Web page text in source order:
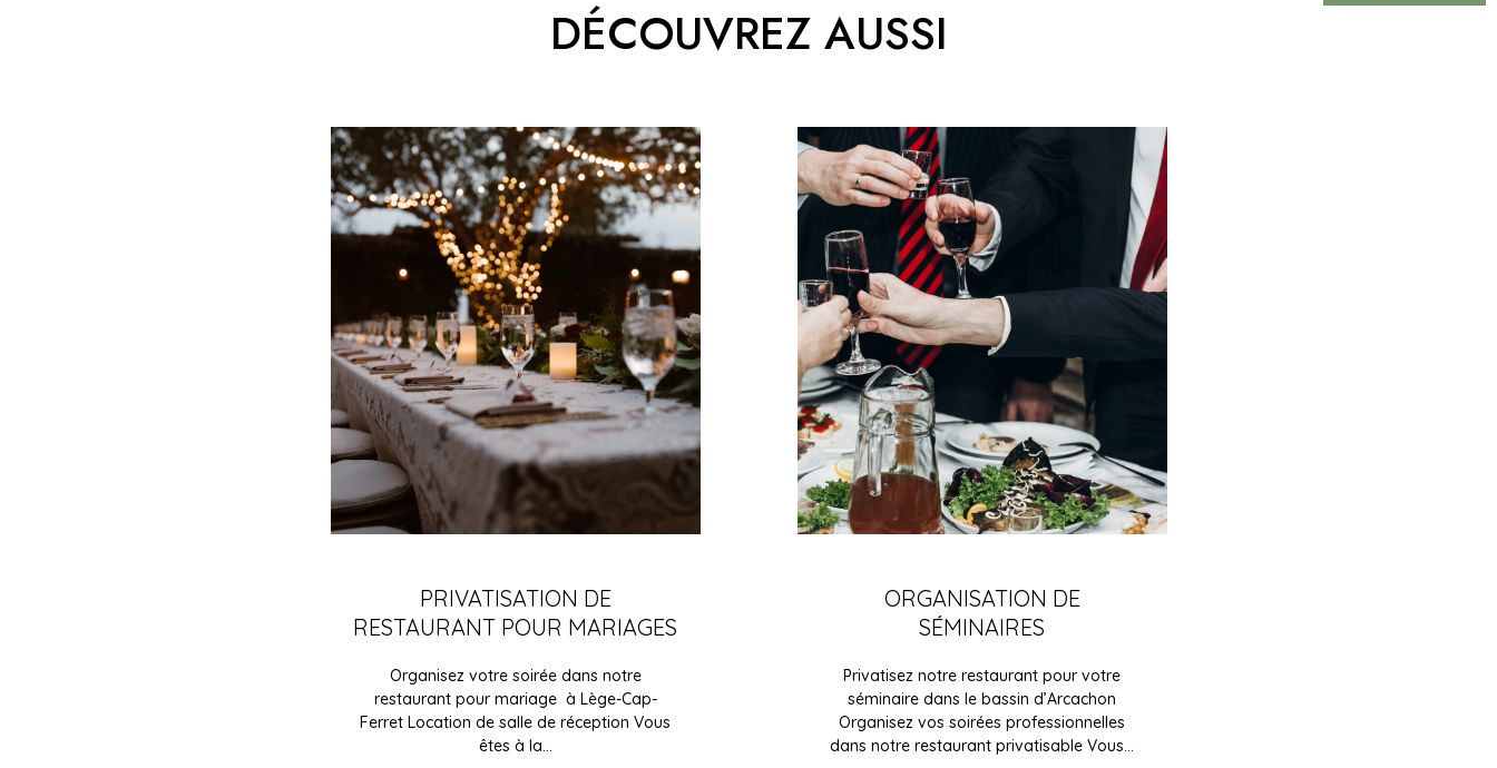
DÉCOUVREZ AUSSI
PRIVATISATION DE
RESTAURANT POUR MARIAGES
Organisez votre soirée dans notre
restaurant pour mariage à Lège-Cap-
Ferret Location de salle de réception Vous
êtes à la…
ORGANISATION DE
SÉMINAIRES
Privatisez notre restaurant pour votre
séminaire dans le bassin d’Arcachon
Organisez vos soirées professionnelles
dans notre restaurant privatisable Vous…